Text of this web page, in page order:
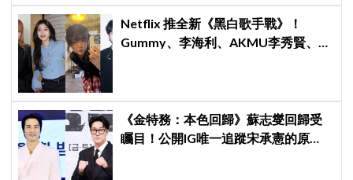
Netflix 推全新《黑白歌手戰》！
Gummy、李海利、AKMU李秀賢、河
《金特務：本色回歸》蘇志燮回歸受
矚目！公開IG唯一追蹤宋承憲的原